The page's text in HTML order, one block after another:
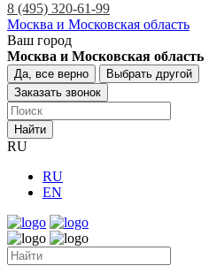
8 (495) 320-61-99
Москва и Московская область
Ваш город
Москва и Московская область
Да, все верно
Выбрать другой
Заказать звонок
Найти
RU
RU
EN